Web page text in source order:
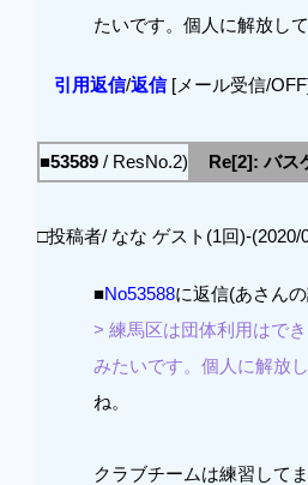
たいです。個人に解放し
引用返信/返信[メール受信/
■53589 / ResNo.2)
Re[2]: バス
□投稿者/ なな ゲスト(1回)-(2020/
■No53588に返信(あさん
> 練馬区は団体利用はで
みたいです。個人に解放
ね。
クラブチームは練習してま